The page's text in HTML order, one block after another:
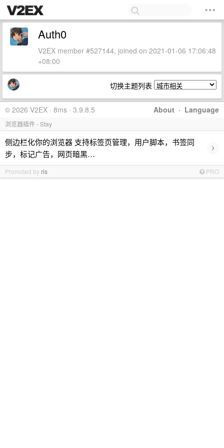
Auth0
V2EX member #527144, joined on 2021-01-06 17:06:48
+08:00
切换主题列表
About · Language
© 2026 V2EX · 8ms · 3.9.8.5
浏览器插件 - Stay
侧边栏化你的浏览器 支持标签页管理，用户脚本，书签同
步，标记广告，网页暗黑…
›
Promoted by ris PRO